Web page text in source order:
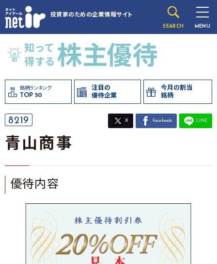
投資家のための企業情報サイト
SEARCH MENU
銘柄ランキング
TOP 50
注目の
優待企業
今月の割当
銘柄
8219 X facebook LINE
青山商事
優待内容